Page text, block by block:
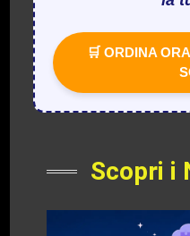
🛒 ORDINA
Scopri i